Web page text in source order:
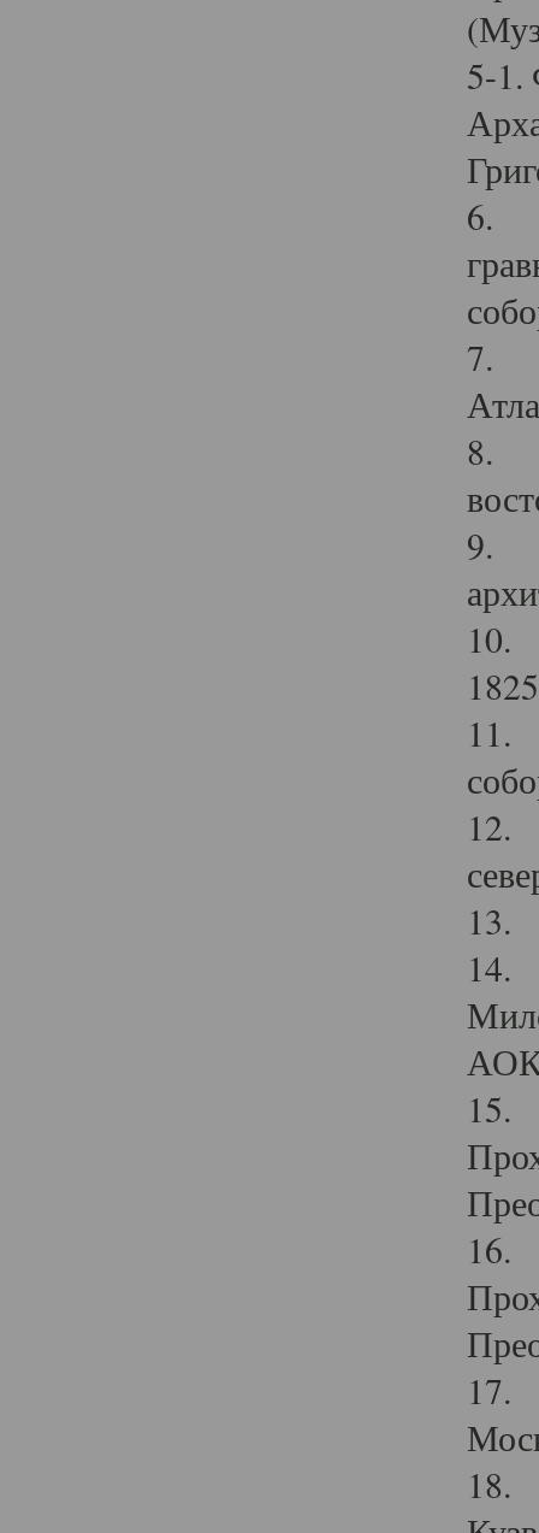
5-1.
6.
7.
8.
9.
10.
11.
12.
13.
14.
15.
16.
17.
18.